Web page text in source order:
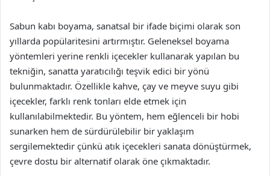
Sabun kabı boyama, sanatsal bir ifade biçimi olarak son
yıllarda popülaritesini artırmıştır. Geleneksel boyama
yöntemleri yerine renkli içecekler kullanarak yapılan bu
tekniğin, sanatta yaratıcılığı teşvik edici bir yönü
bulunmaktadır. Özellikle kahve, çay ve meyve suyu gibi
içecekler, farklı renk tonları elde etmek için
kullanılabilmektedir. Bu yöntem, hem eğlenceli bir hobi
sunarken hem de sürdürülebilir bir yaklaşım
sergilemektedir çünkü atık içecekleri sanata dönüştürmek,
çevre dostu bir alternatif olarak öne çıkmaktadır.